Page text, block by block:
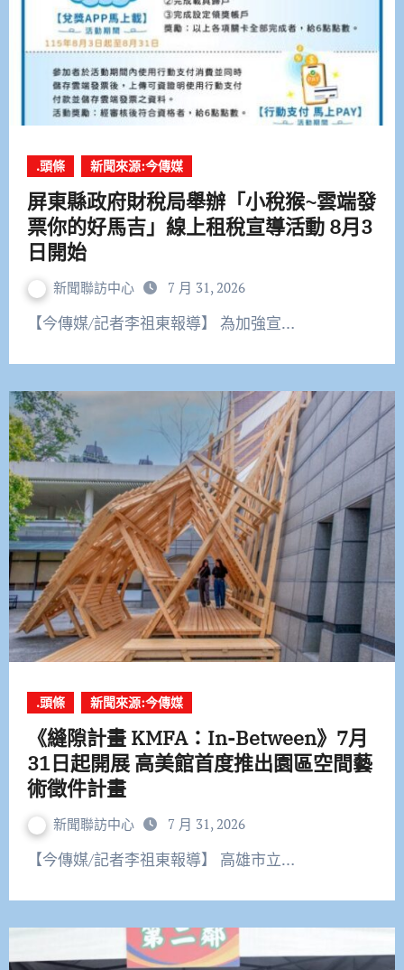
.頭條 新聞來源:今傳媒
屏東縣政府財稅局舉辦「小稅猴~雲端發
票你的好馬吉」線上租稅宣導活動 8月3
日開始
新聞聯訪中心 7 月 31, 2026
【今傳媒/記者李祖東報導】 為加強宣…
.頭條 新聞來源:今傳媒
《縫隙計畫 KMFA：In-Between》7月
31日起開展 高美館首度推出園區空間藝
術徵件計畫
新聞聯訪中心 7 月 31, 2026
【今傳媒/記者李祖東報導】 高雄市立…